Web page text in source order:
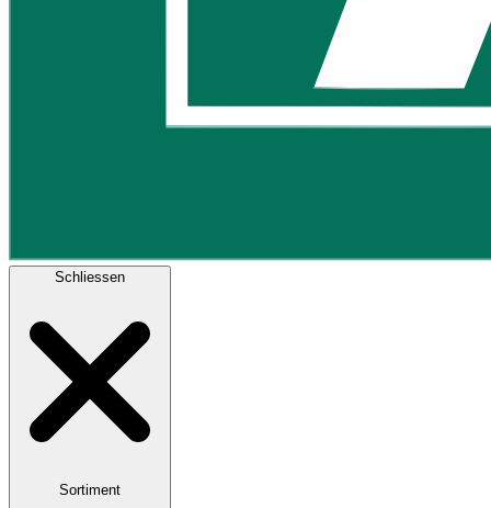
Schliessen
Sortiment